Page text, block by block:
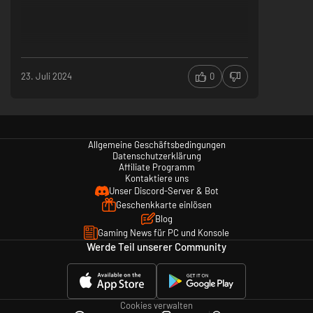
23. Juli 2024 0
Allgemeine Geschäftsbedingungen
Datenschutzerklärung
Affiliate Programm
Kontaktiere uns
Unser Discord-Server & Bot
Geschenkkarte einlösen
Blog
Gaming News für PC und Konsole
Werde Teil unserer Community
Cookies verwalten